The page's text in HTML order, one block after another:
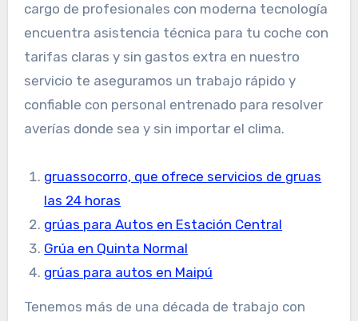
cargo de profesionales con moderna tecnología
encuentra asistencia técnica para tu coche con
tarifas claras y sin gastos extra en nuestro
servicio te aseguramos un trabajo rápido y
confiable con personal entrenado para resolver
averías donde sea y sin importar el clima.
gruassocorro, que ofrece servicios de gruas
las 24 horas
grúas para Autos en Estación Central
Grúa en Quinta Normal
grúas para autos en Maipú
Tenemos más de una década de trabajo con